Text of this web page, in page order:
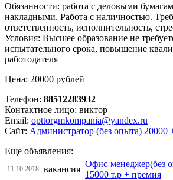
Обязанности: работа с деловыми
накладными. Работа с наличностью.
ответственность, исполнительность,
Условия: Высшее образование не
испытательного срока, повышение
работодателя
Цена: 20000 рублей
Телефон: 88512283932
Контактное лицо: виктор
Email: opttorgmkompania@yandex.ru
Сайт: Администратор (без опыта) 20000
Еще объявления:
11.10.2018 вакансия
Офис-менеджер(без
15000 т.р + премия